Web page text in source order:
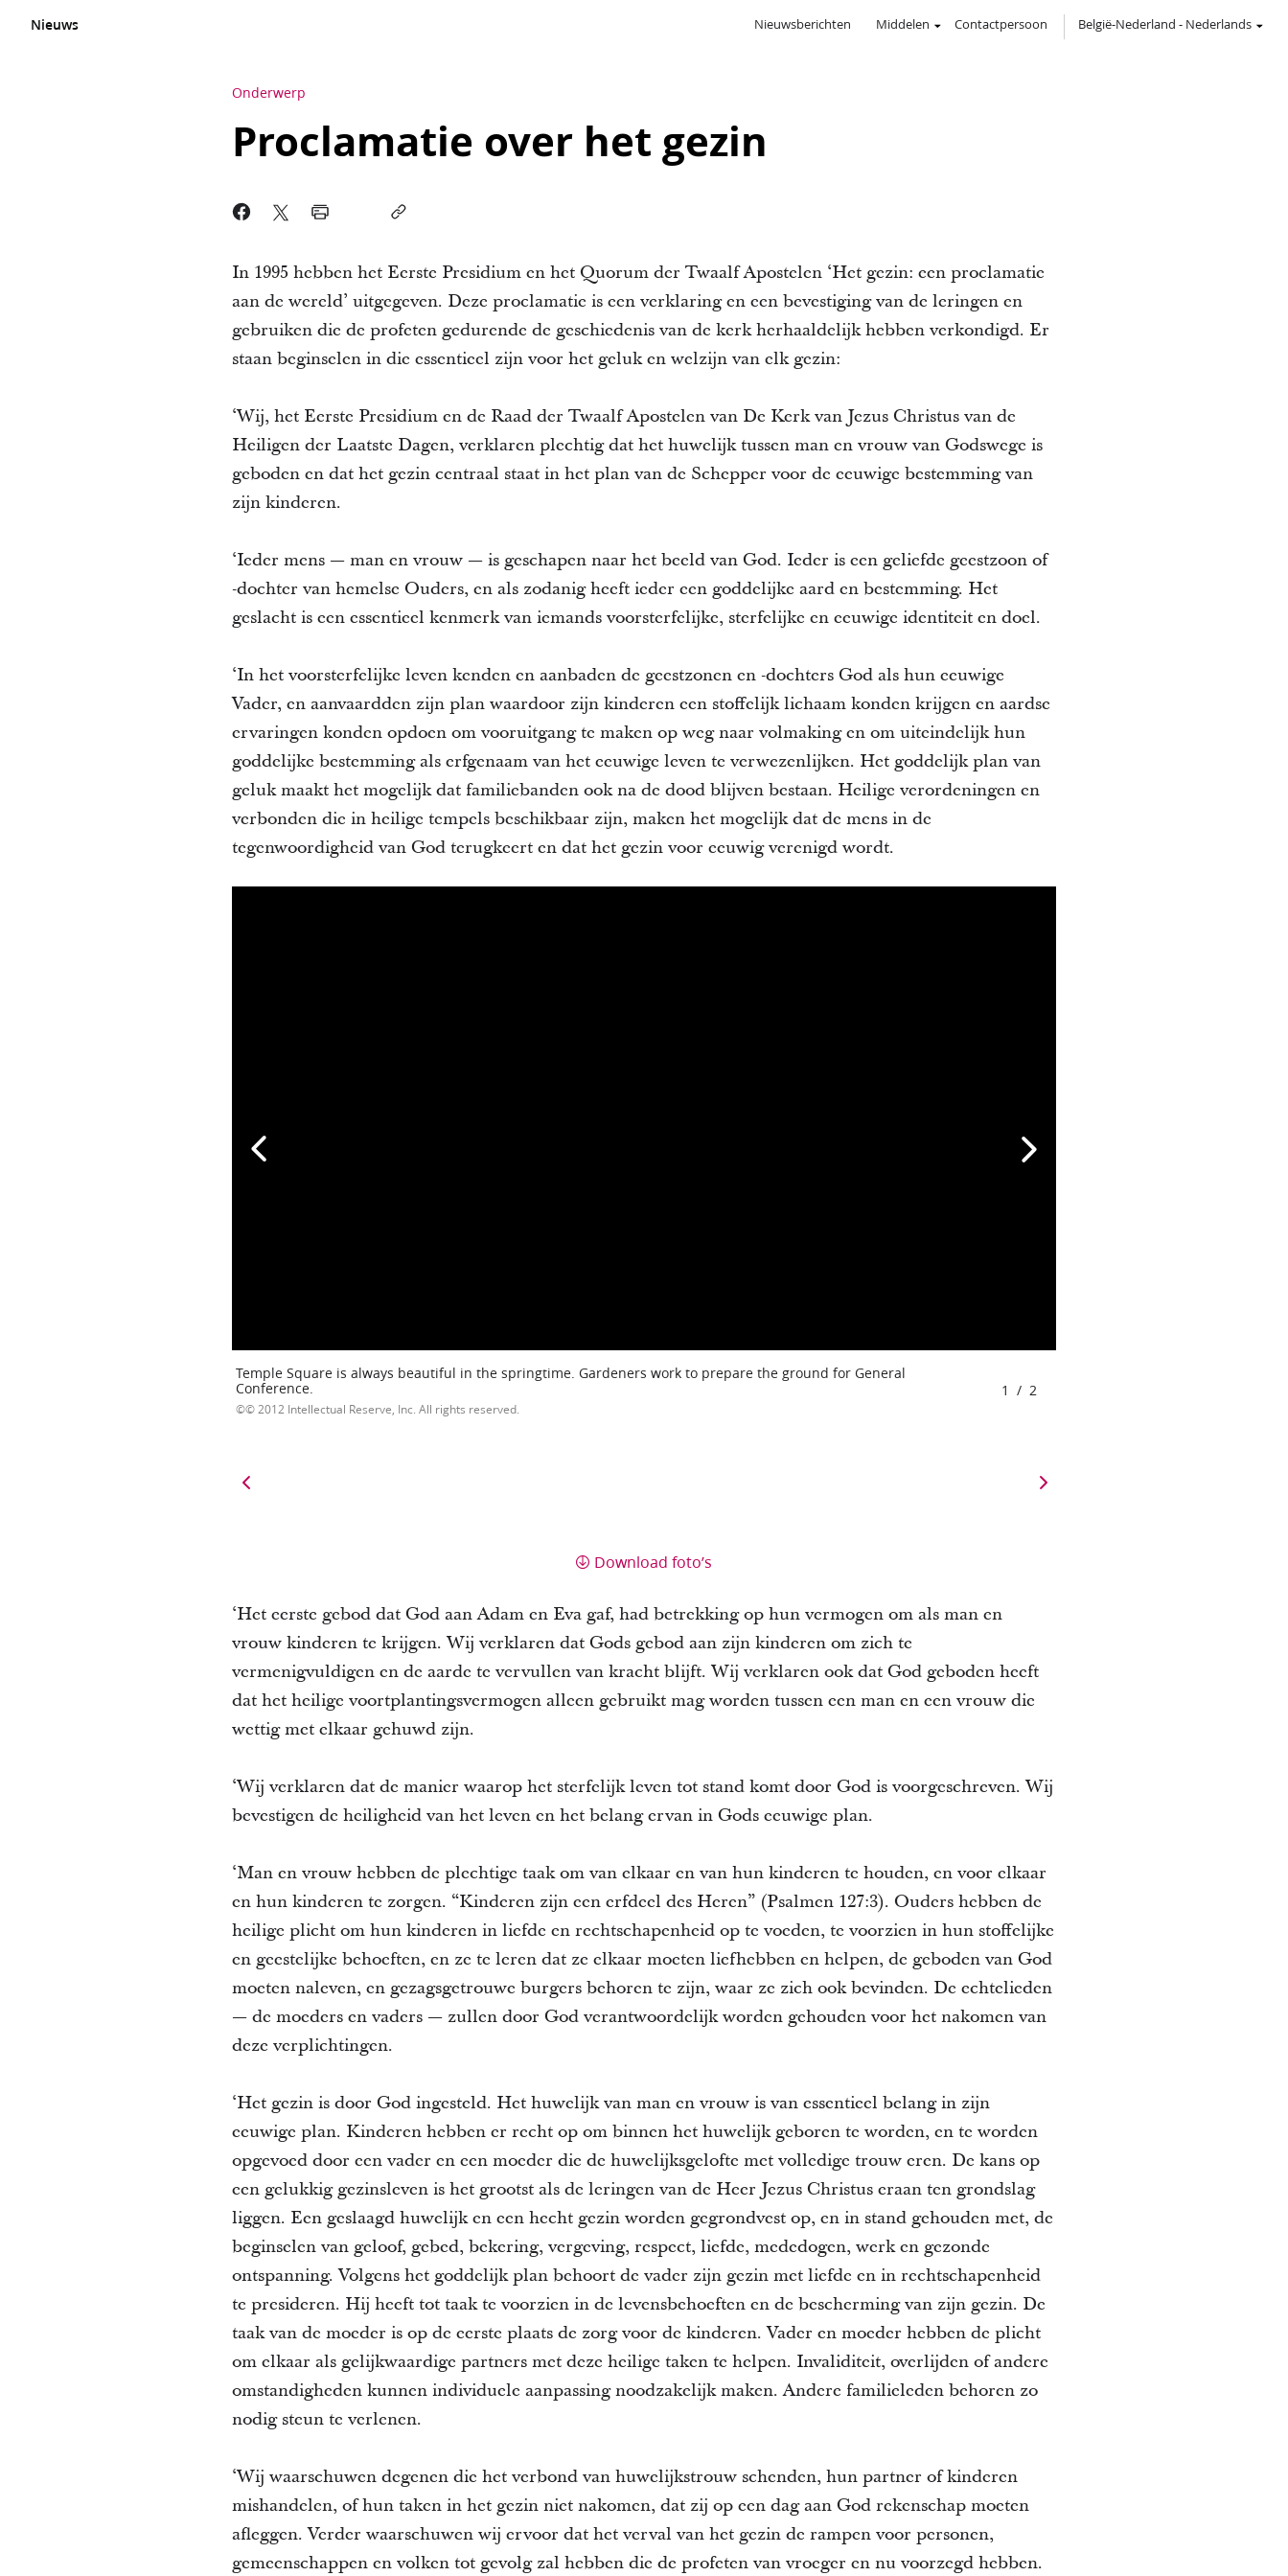
Nieuws Nieuwsberichten Middelen Contactpersoon België-Nederland - Nederlands
Onderwerp
Proclamatie over het gezin
In 1995 hebben het Eerste Presidium en het Quorum der Twaalf Apostelen ‘Het gezin: een proclamatie
aan de wereld’ uitgegeven. Deze proclamatie is een verklaring en een bevestiging van de leringen en
gebruiken die de profeten gedurende de geschiedenis van de kerk herhaaldelijk hebben verkondigd. Er
staan beginselen in die essentieel zijn voor het geluk en welzijn van elk gezin:
‘Wij, het Eerste Presidium en de Raad der Twaalf Apostelen van De Kerk van Jezus Christus van de
Heiligen der Laatste Dagen, verklaren plechtig dat het huwelijk tussen man en vrouw van Godswege is
geboden en dat het gezin centraal staat in het plan van de Schepper voor de eeuwige bestemming van
zijn kinderen.
‘Ieder mens — man en vrouw — is geschapen naar het beeld van God. Ieder is een geliefde geestzoon of
-dochter van hemelse Ouders, en als zodanig heeft ieder een goddelijke aard en bestemming. Het
geslacht is een essentieel kenmerk van iemands voorsterfelijke, sterfelijke en eeuwige identiteit en doel.
‘In het voorsterfelijke leven kenden en aanbaden de geestzonen en -dochters God als hun eeuwige
Vader, en aanvaardden zijn plan waardoor zijn kinderen een stoffelijk lichaam konden krijgen en aardse
ervaringen konden opdoen om vooruitgang te maken op weg naar volmaking en om uiteindelijk hun
goddelijke bestemming als erfgenaam van het eeuwige leven te verwezenlijken. Het goddelijk plan van
geluk maakt het mogelijk dat familiebanden ook na de dood blijven bestaan. Heilige verordeningen en
verbonden die in heilige tempels beschikbaar zijn, maken het mogelijk dat de mens in de
tegenwoordigheid van God terugkeert en dat het gezin voor eeuwig verenigd wordt.
Temple Square is always beautiful in the springtime. Gardeners work to prepare the ground for General
Conference.
© 2012 Intellectual Reserve, Inc. All rights reserved.
1 / 2
Download foto’s
‘Het eerste gebod dat God aan Adam en Eva gaf, had betrekking op hun vermogen om als man en
vrouw kinderen te krijgen. Wij verklaren dat Gods gebod aan zijn kinderen om zich te
vermenigvuldigen en de aarde te vervullen van kracht blijft. Wij verklaren ook dat God geboden heeft
dat het heilige voortplantingsvermogen alleen gebruikt mag worden tussen een man en een vrouw die
wettig met elkaar gehuwd zijn.
‘Wij verklaren dat de manier waarop het sterfelijk leven tot stand komt door God is voorgeschreven. Wij
bevestigen de heiligheid van het leven en het belang ervan in Gods eeuwige plan.
‘Man en vrouw hebben de plechtige taak om van elkaar en van hun kinderen te houden, en voor elkaar
en hun kinderen te zorgen. “Kinderen zijn een erfdeel des Heren” (Psalmen 127:3). Ouders hebben de
heilige plicht om hun kinderen in liefde en rechtschapenheid op te voeden, te voorzien in hun stoffelijke
en geestelijke behoeften, en ze te leren dat ze elkaar moeten liefhebben en helpen, de geboden van God
moeten naleven, en gezagsgetrouwe burgers behoren te zijn, waar ze zich ook bevinden. De echtelieden
— de moeders en vaders — zullen door God verantwoordelijk worden gehouden voor het nakomen van
deze verplichtingen.
‘Het gezin is door God ingesteld. Het huwelijk van man en vrouw is van essentieel belang in zijn
eeuwige plan. Kinderen hebben er recht op om binnen het huwelijk geboren te worden, en te worden
opgevoed door een vader en een moeder die de huwelijksgelofte met volledige trouw eren. De kans op
een gelukkig gezinsleven is het grootst als de leringen van de Heer Jezus Christus eraan ten grondslag
liggen. Een geslaagd huwelijk en een hecht gezin worden gegrondvest op, en in stand gehouden met, de
beginselen van geloof, gebed, bekering, vergeving, respect, liefde, mededogen, werk en gezonde
ontspanning. Volgens het goddelijk plan behoort de vader zijn gezin met liefde en in rechtschapenheid
te presideren. Hij heeft tot taak te voorzien in de levensbehoeften en de bescherming van zijn gezin. De
taak van de moeder is op de eerste plaats de zorg voor de kinderen. Vader en moeder hebben de plicht
om elkaar als gelijkwaardige partners met deze heilige taken te helpen. Invaliditeit, overlijden of andere
omstandigheden kunnen individuele aanpassing noodzakelijk maken. Andere familieleden behoren zo
nodig steun te verlenen.
‘Wij waarschuwen degenen die het verbond van huwelijkstrouw schenden, hun partner of kinderen
mishandelen, of hun taken in het gezin niet nakomen, dat zij op een dag aan God rekenschap moeten
afleggen. Verder waarschuwen wij ervoor dat het verval van het gezin de rampen voor personen,
gemeenschappen en volken tot gevolg zal hebben die de profeten van vroeger en nu voorzegd hebben.